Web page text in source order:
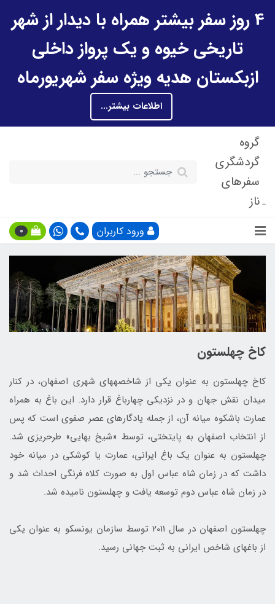
4 روز سفر بیشتر همراه با دیدار از شهر
تاریخی خیوه و یک پرواز داخلی
ازبکستان هدیه ویژه سفر شهریورماه
اطلاعات بیشتر...
گروه
گردشگری
سفرهای
ناز
ورود کاربران 0
کاخ چهلستون
کاخ چهلستون به عنوان یکی از شاخصه‎های شهری اصفهان، در کنار
میدان نقش جهان و در نزدیکی چهارباغ قرار دارد. این باغ به همراه
عمارت باشکوه میانه آن، از جمله یادگارهای عصر صفوی است که پس
از انتخاب اصفهان به پایتختی، توسط «شیخ بهایی» طرح‎ریزی شد.
چهلستون به عنوان یک باغ ایرانی، عمارت یا کوشکی در میانه خود
داشت که در زمان شاه عباس اول به صورت کلاه فرنگی احداث شد و
در زمان شاه عباس دوم توسعه يافت و چهلستون ناميده شد.
چهلستون اصفهان در سال 2011 توسط سازمان یونسکو به عنوان یکی
از باغ‎های شاخص ایرانی به ثبت جهانی رسید.